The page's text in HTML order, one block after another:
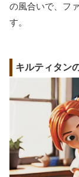
の風合いで、フ
す。
キルティタン